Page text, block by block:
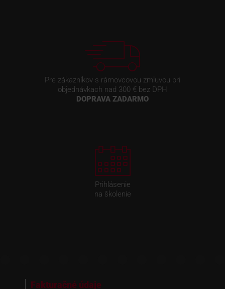
Pre zákazníkov s rámovcovou zmluvou pri
objednávkach nad 300 € bez DPH
DOPRAVA ZADARMO
Prihlásenie
na školenie
Fakturačné údaje